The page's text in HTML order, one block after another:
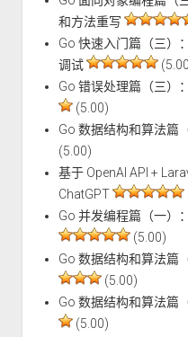
和方法重写
Go 快速入门篇（三）
调试
Go 错误处理篇（三）
(5.00)
Go 数据结构和算法篇
(5.00)
基于 OpenAI API +
ChatGPT
Go 并发编程篇（一）
(5.00)
Go 数据结构和算法篇
(5.00)
Go 数据结构和算法篇
(5.00)